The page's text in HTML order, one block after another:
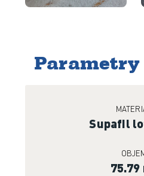
Parametry
Supafil
75.79